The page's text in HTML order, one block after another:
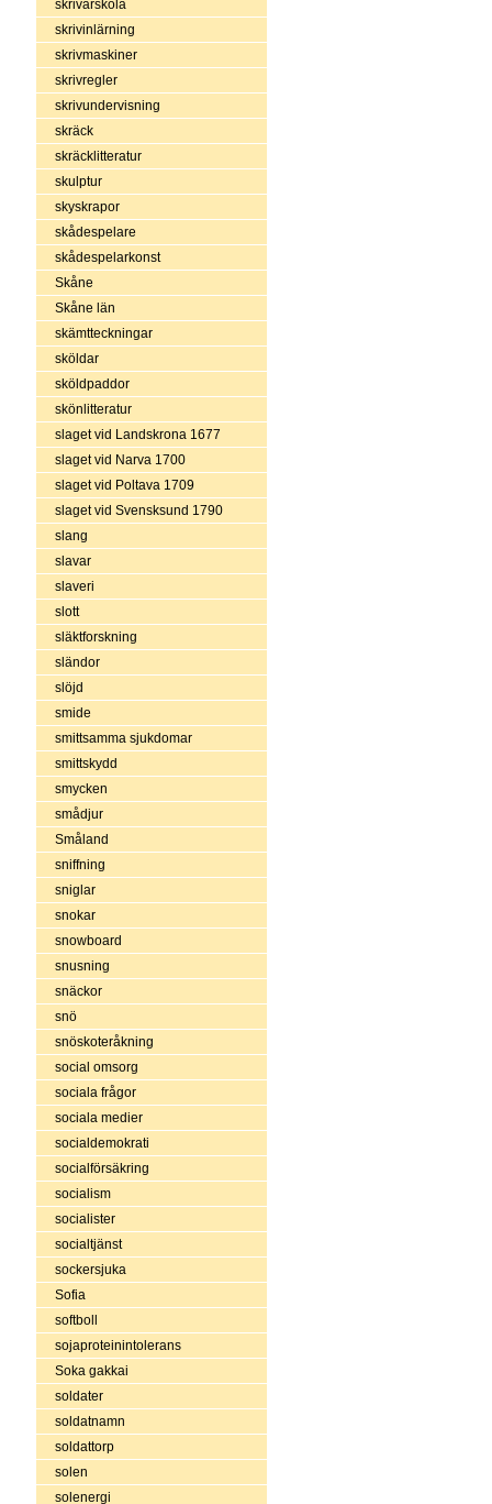
skrivarskola
skrivinlärning
skrivmaskiner
skrivregler
skrivundervisning
skräck
skräcklitteratur
skulptur
skyskrapor
skådespelare
skådespelarkonst
Skåne
Skåne län
skämtteckningar
sköldar
sköldpaddor
skönlitteratur
slaget vid Landskrona 1677
slaget vid Narva 1700
slaget vid Poltava 1709
slaget vid Svensksund 1790
slang
slavar
slaveri
slott
släktforskning
sländor
slöjd
smide
smittsamma sjukdomar
smittskydd
smycken
smådjur
Småland
sniffning
sniglar
snokar
snowboard
snusning
snäckor
snö
snöskoteråkning
social omsorg
sociala frågor
sociala medier
socialdemokrati
socialförsäkring
socialism
socialister
socialtjänst
sockersjuka
Sofia
softboll
sojaproteinintolerans
Soka gakkai
soldater
soldatnamn
soldattorp
solen
solenergi